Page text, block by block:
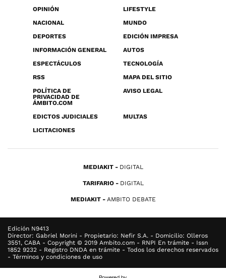
OPINIÓN
LIFESTYLE
NACIONAL
MUNDO
DEPORTES
EDICIÓN IMPRESA
INFORMACIÓN GENERAL
AUTOS
ESPECTÁCULOS
TECNOLOGÍA
RSS
MAPA DEL SITIO
POLÍTICA DE
PRIVACIDAD DE
ÁMBITO.COM
AVISO LEGAL
EDICTOS JUDICIALES
MULTAS
LICITACIONES
MEDIAKIT DIGITAL
TARIFARIO DIGITAL
MEDIAKIT AMBITO DEBATE
Edición N9413
Director: Gabriel Morini - Propietario: Nefir S.A. - Domicilio: Olleros
3551, CABA - Copyright © 2019 Ambito.com - RNPI En trámite - Issn
1852 9232 - Registro DNDA en trámite - Todos los derechos reservados
- Términos y condiciones de uso